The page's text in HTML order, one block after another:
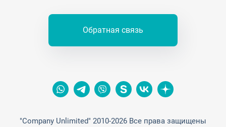
Обратная связь
"Company Unlimited" 2010-2026 Все права защищены